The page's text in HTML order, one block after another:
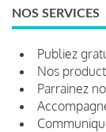
NOS SERVICES
Publiez
Nos
Parrainez